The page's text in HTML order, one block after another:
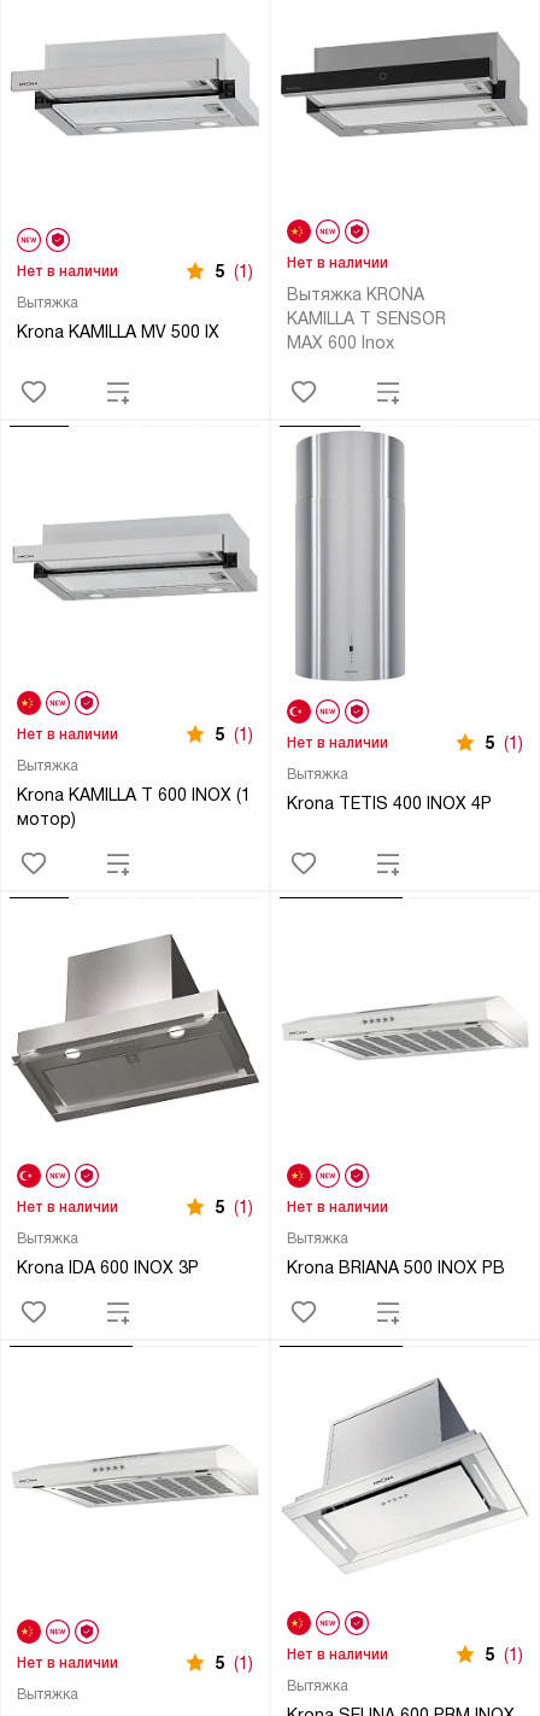
Вытяжка
Krona KAMILLA MV 500 IX
Нет в наличии 5 (1)
Вытяжка KRONA
KAMILLA T SENSOR
MAX 600 Inox
Нет в наличии
Вытяжка
Krona KAMILLA T 600 INOX (1
мотор)
Нет в наличии 5 (1)
Вытяжка
Krona TETIS 400 INOX 4P
Нет в наличии 5 (1)
Вытяжка
Krona IDA 600 INOX 3P
Нет в наличии 5 (1)
Вытяжка
Krona BRIANA 500 INOX PB
Нет в наличии
Вытяжка
Нет в наличии 5 (1)
Вытяжка
Нет в наличии 5 (1)